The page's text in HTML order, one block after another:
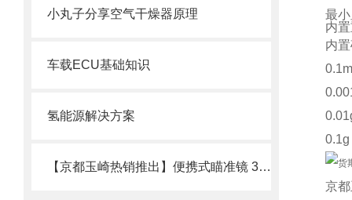
小丸子分享空气干燥器原理
车载ECU基础知识
氢能源解决方案
【京都玉崎热销推出】便携式瞄准镜 3.9φ
最
内
内
京